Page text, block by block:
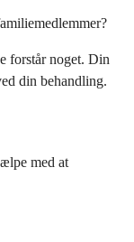
forstår noget. Din
din behandling.
med at